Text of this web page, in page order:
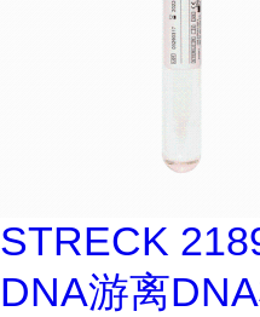
STRECK
DNA游离